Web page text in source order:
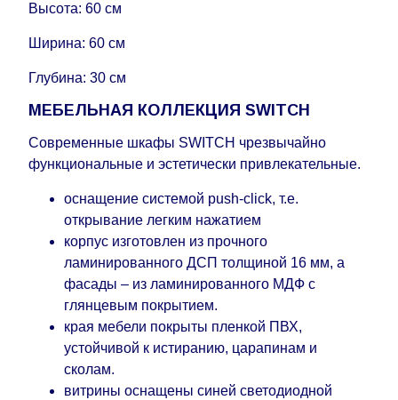
Высота: 60 см
Ширина: 60 см
Глубина: 30 см
МЕБЕЛЬНАЯ КОЛЛЕКЦИЯ SWITCH
Современные шкафы SWITCH чрезвычайно
функциональные и эстетически привлекательные.
оснащение системой push-click, т.е.
открывание легким нажатием
корпус изготовлен из прочного
ламинированного ДСП толщиной 16 мм, а
фасады – из ламинированного МДФ с
глянцевым покрытием.
края мебели покрыты пленкой ПВХ,
устойчивой к истиранию, царапинам и
сколам.
витрины оснащены синей светодиодной